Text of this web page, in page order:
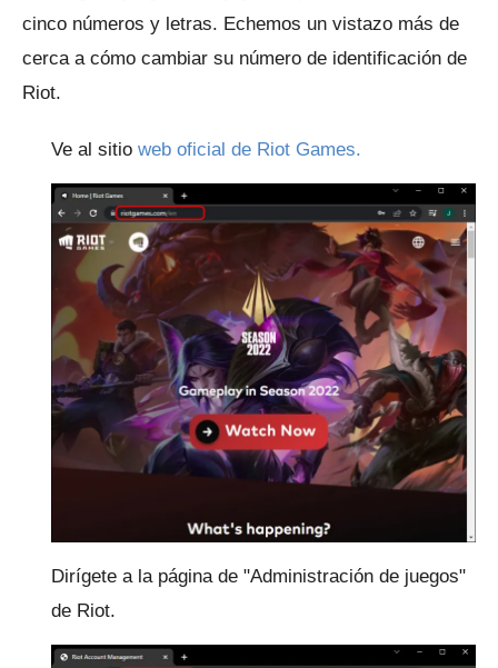
cinco números y letras. Echemos un vistazo más de
cerca a cómo cambiar su número de identificación de
Riot.
Ve al sitio web oficial de Riot Games.
Dirígete a la página de "Administración de juegos"
de Riot.